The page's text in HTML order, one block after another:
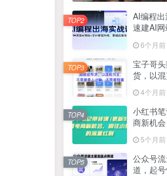
5 线上陪伴项目玩法，聊聊天就有收
6 全网首发！答案之书网页版，全新玩法，搭配文档
7 25年7月小红书女粉新玩法，公域转私域变现，日
8 情趣内衣暴利玩法，冷
9 在家就能做的项目，一天轻
10 2025年百家号AI图文掘金，手机操作单号月
抖音情感文案项目玩法，单月涨
AI编程
速建AI
6个月前
TOP2
宝子哥
货，以
26年3月】
4个月前
TOP3
小红书
商新机
5个月前
TOP4
公众号
道，起
TOP5